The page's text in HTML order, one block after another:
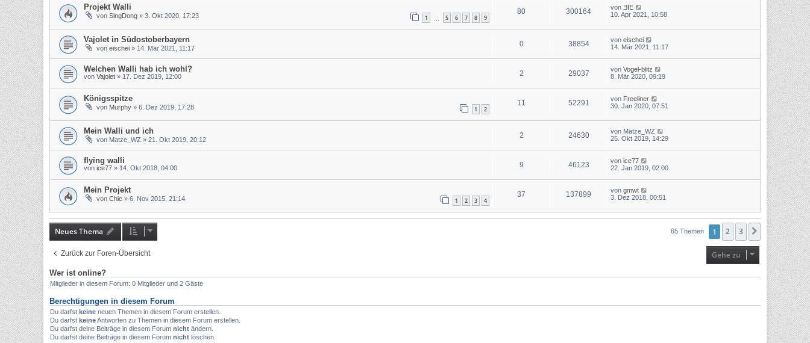
Projekt Walli
von SingDong » 3. Okt 2020, 17:23 1 … 5 6 7 8 9
80 300164 von ƎIE
10. Apr 2021, 10:58
Vajolet in Südostoberbayern
von eischei » 14. Mär 2021, 11:17 0 38854 von eischei
14. Mär 2021, 11:17
Welchen Walli hab ich wohl?
von Vajolet » 17. Dez 2019, 12:00 2 29037 von Vogel-blitz
8. Mär 2020, 09:19
Königsspitze
von Murphy » 6. Dez 2019, 17:28 1 2
11 52291 von Freeliner
30. Jan 2020, 07:51
Mein Walli und ich
von Matze_WZ » 21. Okt 2019, 20:12 2 24630 von Matze_WZ
25. Okt 2019, 14:29
flying walli
von ice77 » 14. Okt 2018, 04:00 9 46123 von ice77
22. Jan 2019, 02:00
Mein Projekt
von Chic » 6. Nov 2015, 21:14 1 2 3 4
37 137899 von gmwt
3. Dez 2018, 00:51
Neues Thema 65 Themen 1 2 3 Nächste
Zurück zur Foren-Übersicht Gehe zu
Wer ist online?
Mitglieder in diesem Forum: 0 Mitglieder und 2 Gäste
Berechtigungen in diesem Forum
Du darfst keine neuen Themen in diesem Forum erstellen.
Du darfst keineAntworten zu Themen in diesem Forum erstellen.
Du darfst deine Beiträge in diesem Forum nicht ändern.
Du darfst deine Beiträge in diesem Forum nicht löschen.